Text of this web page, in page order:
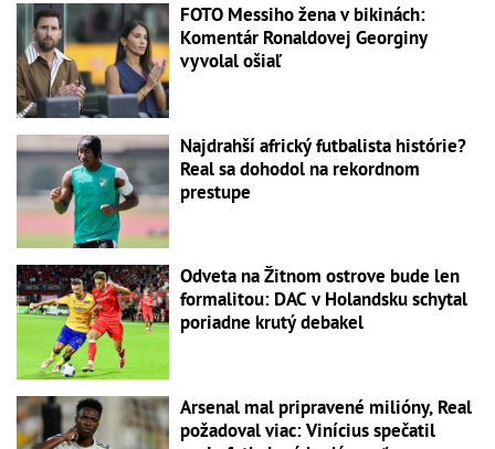
FOTO Messiho žena v bikinách:
Komentár Ronaldovej Georginy
vyvolal ošiaľ
Najdrahší africký futbalista histórie?
Real sa dohodol na rekordnom
prestupe
Odveta na Žitnom ostrove bude len
formalitou: DAC v Holandsku schytal
poriadne krutý debakel
Arsenal mal pripravené milióny, Real
požadoval viac: Vinícius spečatil